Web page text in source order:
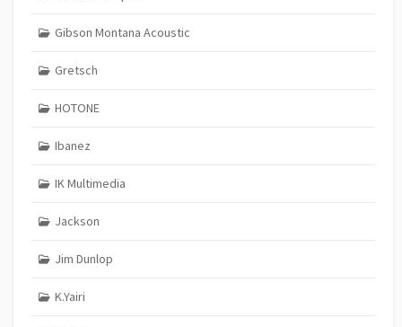
Gibson Montana Acoustic
Gretsch
HOTONE
Ibanez
IK Multimedia
Jackson
Jim Dunlop
K.Yairi